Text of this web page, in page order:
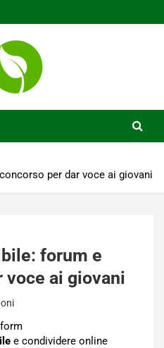
per dar voce ai giovani
forum e
voce ai giovani
e condividere online